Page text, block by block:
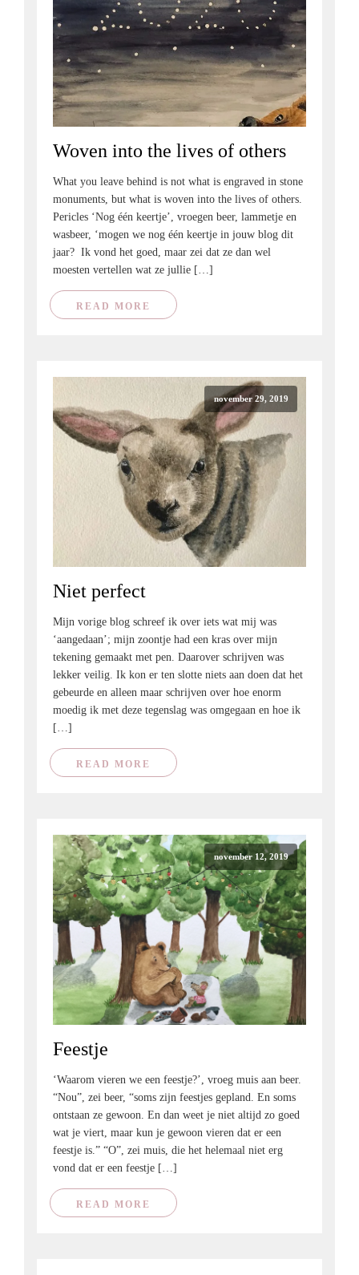
Woven into the lives of others
What you leave behind is not what is engraved in stone
monuments, but what is woven into the lives of others.
Pericles ‘Nog één keertje’, vroegen beer, lammetje en
wasbeer, ‘mogen we nog één keertje in jouw blog dit
jaar? Ik vond het goed, maar zei dat ze dan wel
moesten vertellen wat ze jullie […]
READ MORE
november 29, 2019
Niet perfect
Mijn vorige blog schreef ik over iets wat mij was
‘aangedaan’; mijn zoontje had een kras over mijn
tekening gemaakt met pen. Daarover schrijven was
lekker veilig. Ik kon er ten slotte niets aan doen dat het
gebeurde en alleen maar schrijven over hoe enorm
moedig ik met deze tegenslag was omgegaan en hoe ik
[…]
READ MORE
november 12, 2019
Feestje
‘Waarom vieren we een feestje?’, vroeg muis aan beer.
“Nou”, zei beer, “soms zijn feestjes gepland. En soms
ontstaan ze gewoon. En dan weet je niet altijd zo goed
wat je viert, maar kun je gewoon vieren dat er een
feestje is.” “O”, zei muis, die het helemaal niet erg
vond dat er een feestje […]
READ MORE